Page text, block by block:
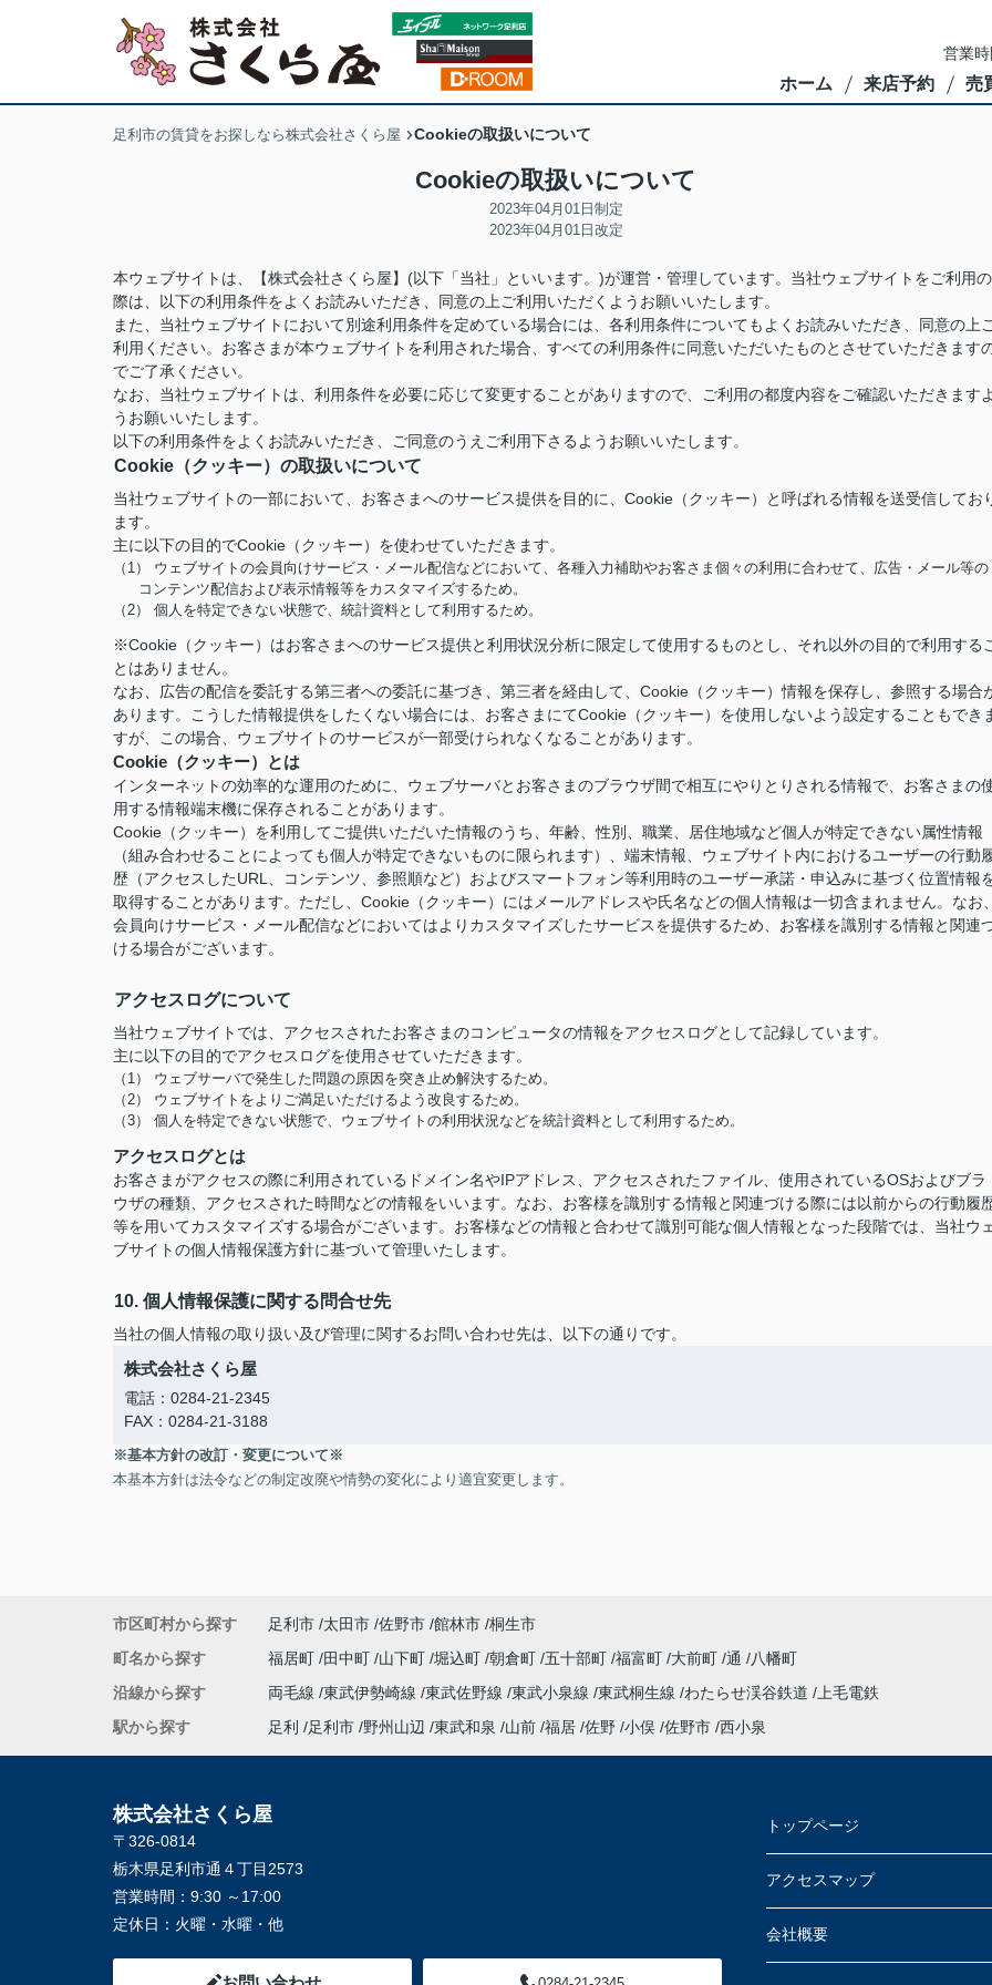
営業
ホーム 来店予約 売
足利市の賃貸をお探しなら株式会社さくら屋 Cookieの取扱いについて
Cookieの取扱いについて
2023年04月01日制定
2023年04月01日改定
本ウェブサイトは、【株式会社さくら屋】(以下「当社」といいます。)が運営・管理しています。当社ウェブサイトをご利用の
際は、以下の利用条件をよくお読みいただき、同意の上ご利用いただくようお願いいたします。
また、当社ウェブサイトにおいて別途利用条件を定めている場合には、各利用条件についてもよくお読みいただき、同意の上
利用ください。お客さまが本ウェブサイトを利用された場合、すべての利用条件に同意いただいたものとさせていただきます
でご了承ください。
なお、当社ウェブサイトは、利用条件を必要に応じて変更することがありますので、ご利用の都度内容をご確認いただきます
うお願いいたします。
以下の利用条件をよくお読みいただき、ご同意のうえご利用下さるようお願いいたします。
Cookie（クッキー）の取扱いについて
当社ウェブサイトの一部において、お客さまへのサービス提供を目的に、Cookie（クッキー）と呼ばれる情報を送受信してお
ます。
主に以下の目的でCookie（クッキー）を使わせていただきます。
（1） ウェブサイトの会員向けサービス・メール配信などにおいて、各種入力補助やお客さま個々の利用に合わせて、広告・メール等の
コンテンツ配信および表示情報等をカスタマイズするため。
（2） 個人を特定できない状態で、統計資料として利用するため。
※Cookie（クッキー）はお客さまへのサービス提供と利用状況分析に限定して使用するものとし、それ以外の目的で利用する
とはありません。
なお、広告の配信を委託する第三者への委託に基づき、第三者を経由して、Cookie（クッキー）情報を保存し、参照する場合
あります。こうした情報提供をしたくない場合には、お客さまにてCookie（クッキー）を使用しないよう設定することもでき
すが、この場合、ウェブサイトのサービスが一部受けられなくなることがあります。
Cookie（クッキー）とは
インターネットの効率的な運用のために、ウェブサーバとお客さまのブラウザ間で相互にやりとりされる情報で、お客さまの
用する情報端末機に保存されることがあります。
Cookie（クッキー）を利用してご提供いただいた情報のうち、年齢、性別、職業、居住地域など個人が特定できない属性情報
（組み合わせることによっても個人が特定できないものに限られます）、端末情報、ウェブサイト内におけるユーザーの行動
歴（アクセスしたURL、コンテンツ、参照順など）およびスマートフォン等利用時のユーザー承諾・申込みに基づく位置情報
取得することがあります。ただし、Cookie（クッキー）にはメールアドレスや氏名などの個人情報は一切含まれません。なお
会員向けサービス・メール配信などにおいてはよりカスタマイズしたサービスを提供するため、お客様を識別する情報と関連
ける場合がございます。
アクセスログについて
当社ウェブサイトでは、アクセスされたお客さまのコンピュータの情報をアクセスログとして記録しています。
主に以下の目的でアクセスログを使用させていただきます。
（1） ウェブサーバで発生した問題の原因を突き止め解決するため。
（2） ウェブサイトをよりご満足いただけるよう改良するため。
（3） 個人を特定できない状態で、ウェブサイトの利用状況などを統計資料として利用するため。
アクセスログとは
お客さまがアクセスの際に利用されているドメイン名やIPアドレス、アクセスされたファイル、使用されているOSおよびブラ
ウザの種類、アクセスされた時間などの情報をいいます。なお、お客様を識別する情報と関連づける際には以前からの行動履
等を用いてカスタマイズする場合がございます。お客様などの情報と合わせて識別可能な個人情報となった段階では、当社ウ
ブサイトの個人情報保護方針に基づいて管理いたします。
10. 個人情報保護に関する問合せ先
当社の個人情報の取り扱い及び管理に関するお問い合わせ先は、以下の通りです。
株式会社さくら屋
電話：0284-21-2345
FAX：0284-21-3188
※基本方針の改訂・変更について※
本基本方針は法令などの制定改廃や情勢の変化により適宜変更します。
市区町村から探す 足利市 太田市 佐野市 館林市 桐生市
町名から探す
福居町 田中町 山下町 堀込町 朝倉町 五十部町 福富町 大前町 通
八幡町
沿線から探す
両毛線 東武伊勢崎線 東武佐野線 東武小泉線 東武桐生線 わたらせ渓谷鉄道
上毛電鉄
駅から探す
足利 足利市 野州山辺 東武和泉 山前 福居 佐野 小俣 佐野市 西小泉
株式会社さくら屋
〒326-0814
栃木県足利市通４丁目2573
営業時間： 9:30 ～17:00
定休日： 火曜・水曜・他
トップページ
アクセスマップ
会社概要